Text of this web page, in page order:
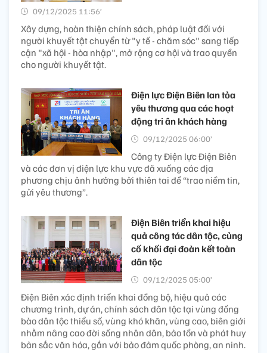
09/12/2025 11:56’
Xây dựng, hoàn thiện chính sách, pháp luật đối với
người khuyết tật chuyển từ "y tế - chăm sóc" sang tiếp
cận "xã hội - hòa nhập", mở rộng cơ hội và trao quyền
cho người khuyết tật.
Điện lực Điện Biên lan tỏa
yêu thương qua các hoạt
động tri ân khách hàng
09/12/2025 06:00’
Công ty Điện lực Điện Biên
và các đơn vị điện lực khu vực đã xuống các địa
phương chịu ảnh hưởng bởi thiên tai để “trao niềm tin,
gửi yêu thương”.
Điện Biên triển khai hiệu
quả công tác dân tộc, củng
cố khối đại đoàn kết toàn
dân tộc
09/12/2025 05:00’
Điện Biên xác định triển khai đồng bộ, hiệu quả các
chương trình, dự án, chính sách dân tộc tại vùng đồng
bào dân tộc thiểu số, vùng khó khăn, vùng cao, biên giới
nhằm nâng cao đời sống nhân dân, bảo tồn và phát huy
bản sắc văn hóa, gắn với bảo đảm quốc phòng, an ninh.